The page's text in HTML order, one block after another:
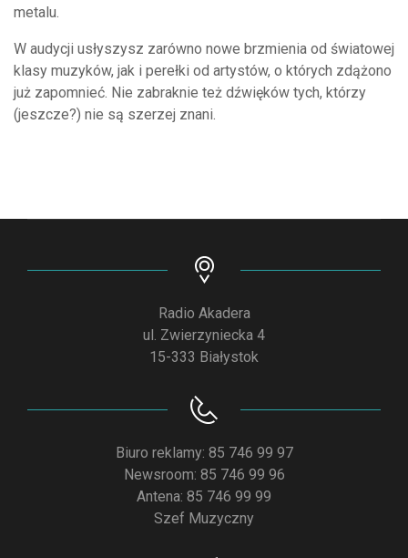
metalu.
W audycji usłyszysz zarówno nowe brzmienia od światowej
klasy muzyków, jak i perełki od artystów, o których zdążono
już zapomnieć. Nie zabraknie też dźwięków tych, którzy
(jeszcze?) nie są szerzej znani.
Radio Akadera
ul. Zwierzyniecka 4
15-333 Białystok
Biuro reklamy: 85 746 99 97
Newsroom: 85 746 99 96
Antena: 85 746 99 99
Szef Muzyczny